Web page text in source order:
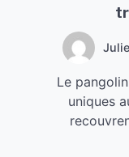
Le
uniques